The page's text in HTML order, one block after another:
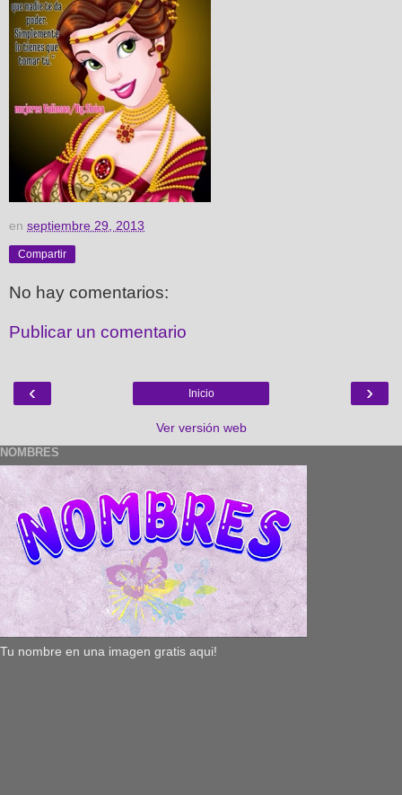
en septiembre 29, 2013
Compartir
No hay comentarios:
Publicar un comentario
‹ ›
Inicio
Ver versión web
NOMBRES
Tu nombre en una imagen gratis aqui!